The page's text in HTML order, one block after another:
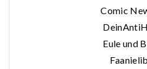
Comic
Eule und